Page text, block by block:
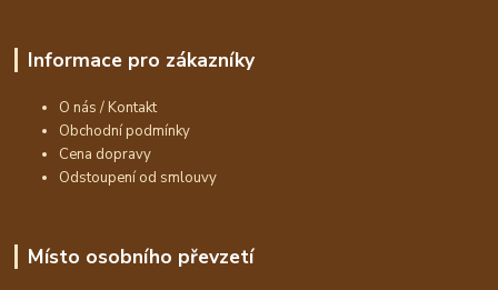
Informace pro zákazníky
O nás / Kontakt
Obchodní podmínky
Cena dopravy
Odstoupení od smlouvy
Místo osobního převzetí